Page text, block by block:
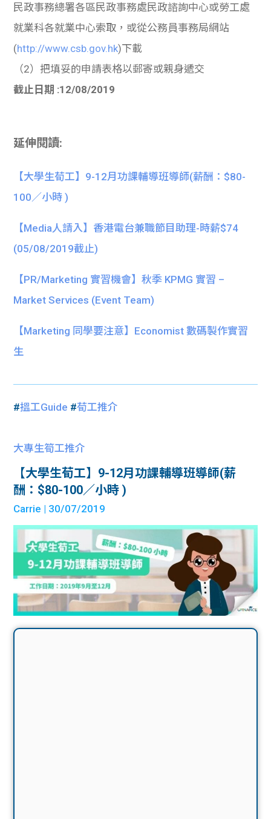
民政事務總署各區民政事務處民政諮詢中心或勞工處
就業科各就業中心索取，或從公務員事務局網站
(http://www.csb.gov.hk)下載
（2）把填妥的申請表格以郵寄或親身遞交
截止日期 :12/08/2019
延伸閱讀:
【大學生荀工】9-12月功課輔導班導師(薪酬：$80-
100／小時 )
【Media人請入】香港電台兼職節目助理-時薪$74
(05/08/2019截止)
【PR/Marketing 實習機會】秋季 KPMG 實習 –
Market Services (Event Team)
【Marketing 同學要注意】Economist 數碼製作實習
生
#搵工Guide #荀工推介
大專生筍工推介
【大學生荀工】9-12月功課輔導班導師(薪
酬：$80-100／小時 )
Carrie | 30/07/2019